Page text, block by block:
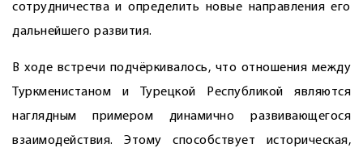
сотрудничества и определить новые направления его
дальнейшего развития.
В ходе встречи подчёркивалось, что отношения между
Туркменистаном и Турецкой Республикой являются
наглядным примером динамично развивающегося
взаимодействия. Этому способствует историческая,